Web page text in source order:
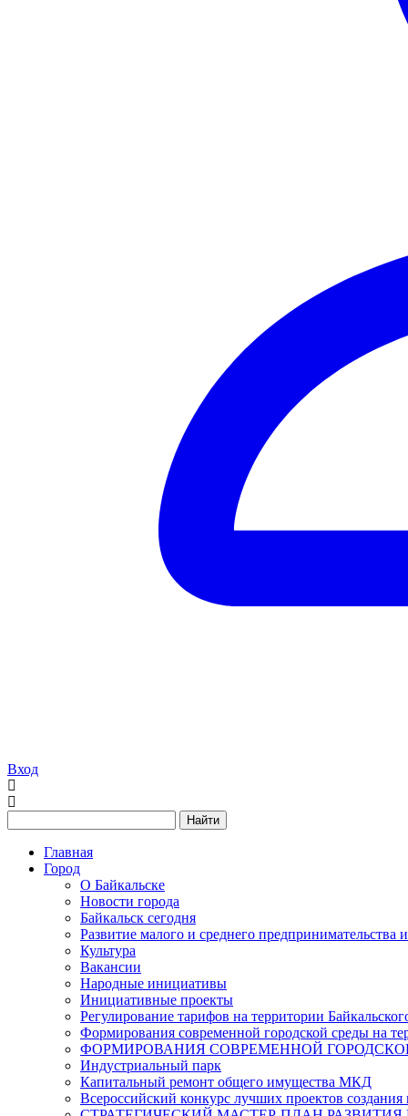
Вход
Найти
Главная
Город
О Байкальске
Новости города
Байкальск сегодня
Развитие малого и среднего предпринимательства
Культура
Вакансии
Народные инициативы
Инициативные проекты
Регулирование тарифов на территории
Формирования современной городской среды на
ФОРМИРОВАНИЯ СОВРЕМЕННОЙ
Индустриальный парк
Капитальный ремонт общего имущества МКД
Всероссийский конкурс лучших проектов